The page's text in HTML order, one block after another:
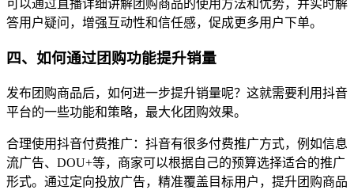
可以通过直播详细讲解团购商品的使用方法和优势，并实时解
答用户疑问，增强互动性和信任感，促成更多用户下单。
四、如何通过团购功能提升销量
发布团购商品后，如何进一步提升销量呢？这就需要利用抖音
平台的一些功能和策略，最大化团购效果。
合理使用抖音付费推广：抖音有很多付费推广方式，例如信息
流广告、DOU+等，商家可以根据自己的预算选择适合的推广
形式。通过定向投放广告，精准覆盖目标用户，提升团购商品